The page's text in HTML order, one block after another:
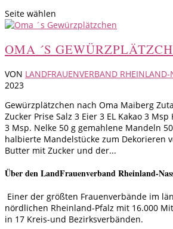
Seite wählen
OMA ´S
VON LANDFRAUENVERBAND RHEINLAND-
2023
Gewürzplätzchen nach Oma Maiberg
Zucker Prise Salz 3 Eier 3 EL Kakao 3
3 Msp. Nelke 50 g gemahlene Mandeln
halbierte Mandelstücke zum Dekorieren
Butter mit Zucker und der...
Über den LandFrauenverband Rheinland-
Einer der größten Frauenverbände im
nördlichen Rheinland-Pfalz mit 16.000
in 17 Kreis-und Bezirksverbänden.